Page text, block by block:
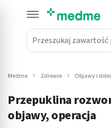
Przeszukaj zawartość
submenu: Leki na receptę
submenu: Mama i dziecko
Medme Zdrowie Objawy i
Przepuklina
objawy, operacja